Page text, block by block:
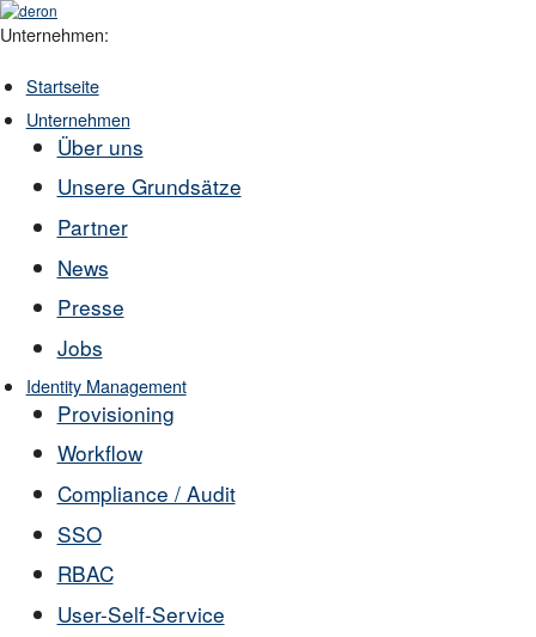
Unternehmen:
Startseite
Unternehmen
Über uns
Unsere Grundsätze
Partner
News
Presse
Jobs
Identity Management
Provisioning
Workflow
Compliance / Audit
SSO
RBAC
User-Self-Service